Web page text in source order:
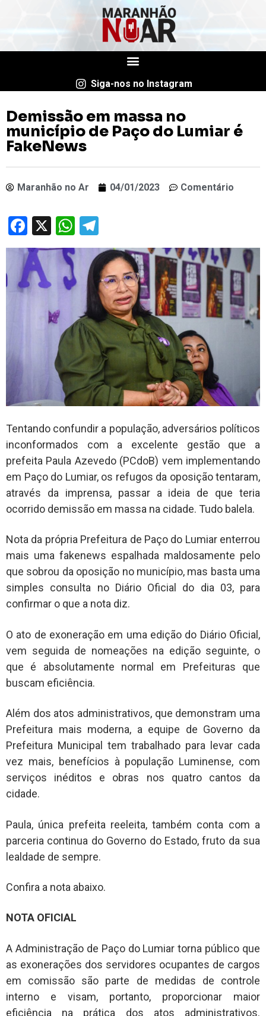
Siga-nos no Instagram
Demissão em massa no
município de Paço do Lumiar é
FakeNews
Maranhão no Ar 04/01/2023 Comentário
Facebook
X WhatsApp
Tentando confundir a população, adversários políticos
inconformados com a excelente gestão que a
prefeita Paula Azevedo (PCdoB) vem implementando
em Paço do Lumiar, os refugos da oposição tentaram,
através da imprensa, passar a ideia de que teria
ocorrido demissão em massa na cidade. Tudo balela.
Nota da própria Prefeitura de Paço do Lumiar enterrou
mais uma fakenews espalhada maldosamente pelo
que sobrou da oposição no município, mas basta uma
simples consulta no Diário Oficial do dia 03, para
confirmar o que a nota diz.
O ato de exoneração em uma edição do Diário Oficial,
vem seguida de nomeações na edição seguinte, o
que é absolutamente normal em Prefeituras que
buscam eficiência.
Além dos atos administrativos, que demonstram uma
Prefeitura mais moderna, a equipe de Governo da
Prefeitura Municipal tem trabalhado para levar cada
vez mais, benefícios à população Luminense, com
serviços inéditos e obras nos quatro cantos da
cidade.
Paula, única prefeita reeleita, também conta com a
parceria continua do Governo do Estado, fruto da sua
lealdade de sempre.
Confira a nota abaixo.
NOTA OFICIAL
A Administração de Paço do Lumiar torna público que
as exonerações dos servidores ocupantes de cargos
em comissão são parte de medidas de controle
interno e visam, portanto, proporcionar maior
eficiência na prática dos atos administrativos.